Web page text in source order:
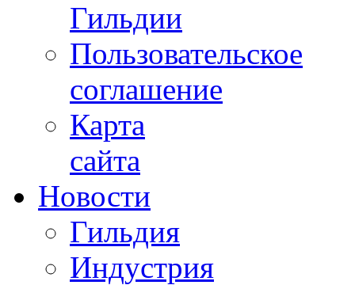
Гильдии
Пользовательское
соглашение
Карта
сайта
Новости
Гильдия
Индустрия